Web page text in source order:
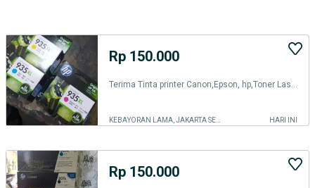
Rp 150.000
HARI INI
Rp 150.000